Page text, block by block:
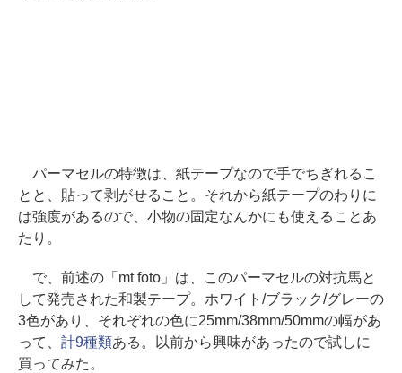
パーマセルの特徴は、紙テープなので手でちぎれるこ
とと、貼って剥がせること。それから紙テープのわりに
は強度があるので、小物の固定なんかにも使えることあ
たり。
で、前述の「mt foto」は、このパーマセルの対抗馬と
して発売された和製テープ。ホワイト/ブラック/グレーの
3色があり、それぞれの色に25mm/38mm/50mmの幅があ
って、 計9種類ある。以前から興味があったので試しに
買ってみた。